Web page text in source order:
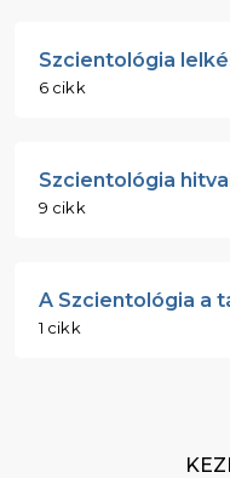
Szcientológia
6 cikk
Szcientológia
9 cikk
A Szcientológia a
1 cikk